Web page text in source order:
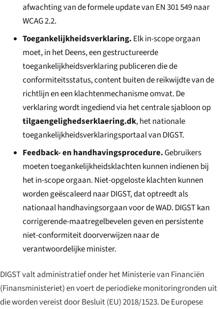
afwachting van de formele update van EN 301 549 naar
WCAG 2.2.
Toegankelijkheidsverklaring. Elk in-scope orgaan
moet, in het Deens, een gestructureerde
toegankelijkheidsverklaring publiceren die de
conformiteitsstatus, content buiten de reikwijdte van de
richtlijn en een klachtenmechanisme omvat. De
verklaring wordt ingediend via het centrale sjabloon op
tilgaengelighedserklaering.dk, het nationale
toegankelijkheidsverklaringsportaal van DIGST.
Feedback- en handhavingsprocedure.Gebruikers
moeten toegankelijkheidsklachten kunnen indienen bij
het in-scope orgaan. Niet-opgeloste klachten kunnen
worden geëscaleerd naar DIGST, dat optreedt als
nationaal handhavingsorgaan voor de WAD. DIGST kan
corrigerende-maatregelbevelen geven en persistente
niet-conformiteit doorverwijzen naar de
verantwoordelijke minister.
DIGST valt administratief onder het Ministerie van Financiën
(Finansministeriet) en voert de periodieke monitoringronden uit
die worden vereist door Besluit (EU) 2018/1523. De Europese